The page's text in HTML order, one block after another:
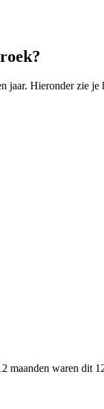
jaar. Hieronder zie
maanden waren dit